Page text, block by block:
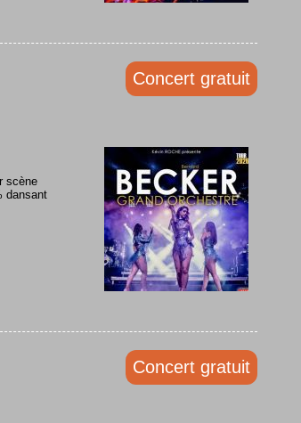
Concert gratuit
scène
dansant
Concert gratuit